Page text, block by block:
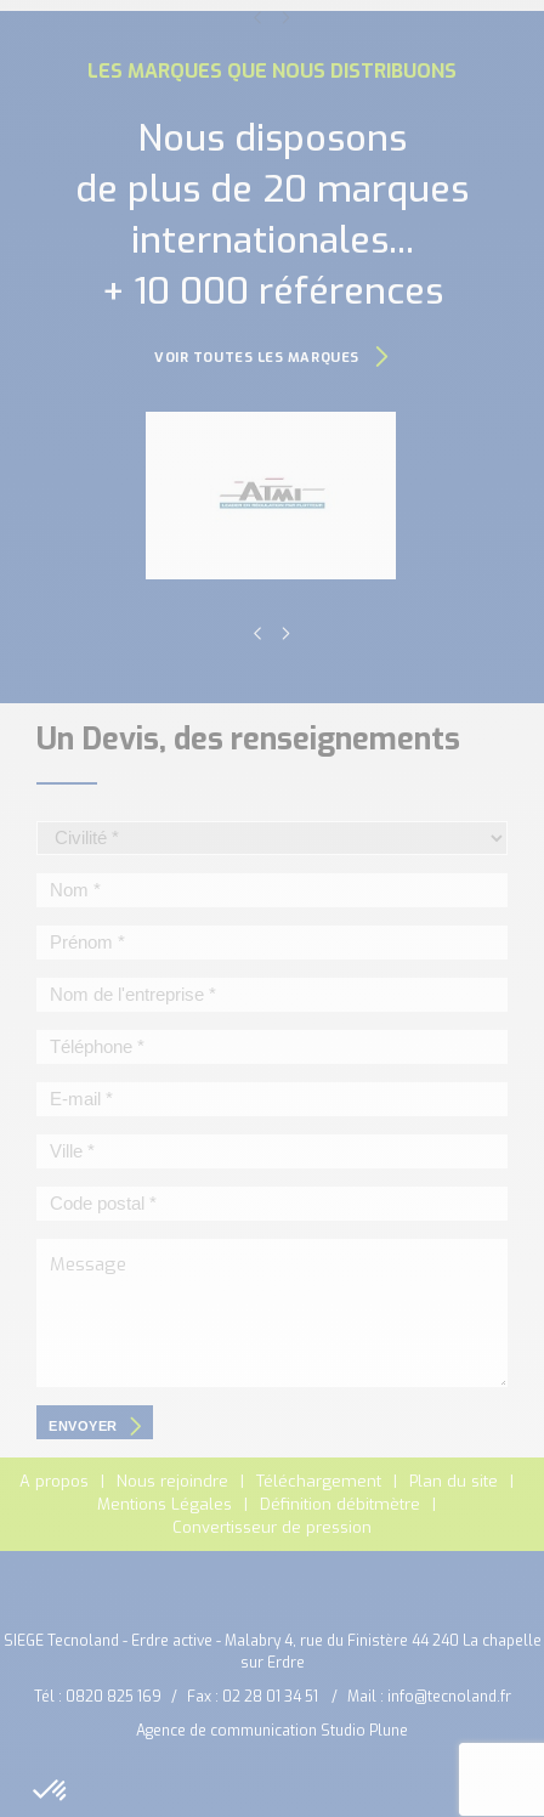
LES MARQUES QUE NOUS DISTRIBUONS
Nous disposons
de plus de 20 marques
internationales...
+ 10 000 références
VOIR TOUTES LES MARQUES
Un Devis, des renseignements
ENVOYER
A propos Nous rejoindre Téléchargement
Plan du site
Mentions Légales
Définition débitmètre
Convertisseur de pression
SIEGE Tecnoland - Erdre active - Malabry 4, rue du Finistère 44 240 La chapelle
sur Erdre
Tél : 0820 825 169 Fax : 02 28 01 34 51 Mail : info@tecnoland.fr
Agence de communication Studio Plune